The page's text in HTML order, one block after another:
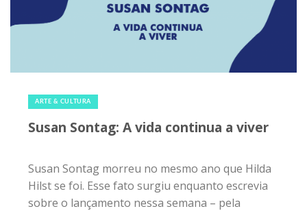
ARTE & CULTURA
Susan Sontag: A vida continua a viver
Susan Sontag morreu no mesmo ano que Hilda
Hilst se foi. Esse fato surgiu enquanto escrevia
sobre o lançamento nessa semana – pela